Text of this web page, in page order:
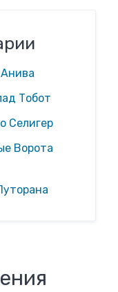
Тобот
Селигер
Ворота